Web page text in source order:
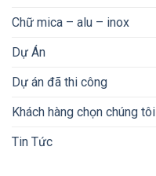
Chữ mica – alu – inox
Dự Án
Dự án đã thi công
Khách hàng chọn chúng tôi
Tin Tức